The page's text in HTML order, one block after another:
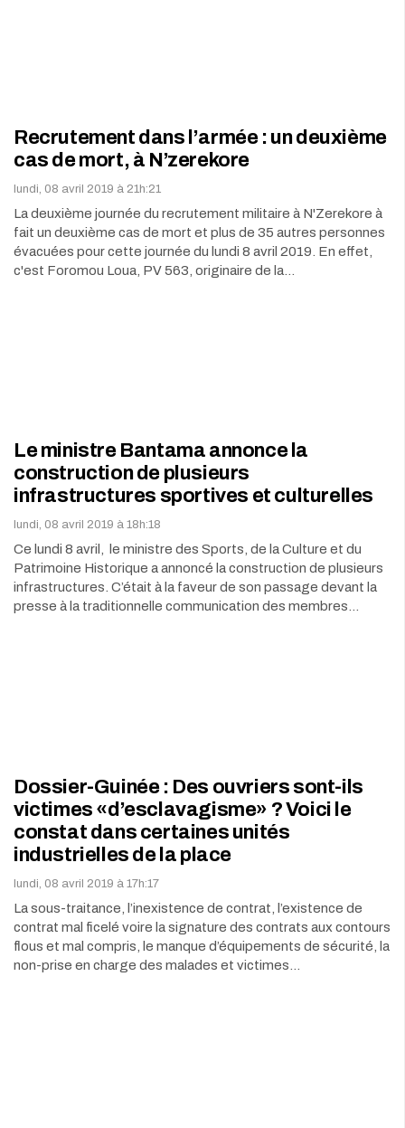
Recrutement dans l’armée : un deuxième
cas de mort, à N’zerekore
lundi, 08 avril 2019 à 21h:21
La deuxième journée du recrutement militaire à N'Zerekore à
fait un deuxième cas de mort et plus de 35 autres personnes
évacuées pour cette journée du lundi 8 avril 2019. En effet,
c'est Foromou Loua, PV 563, originaire de la…
Le ministre Bantama annonce la
construction de plusieurs
infrastructures sportives et culturelles
lundi, 08 avril 2019 à 18h:18
Ce lundi 8 avril, le ministre des Sports, de la Culture et du
Patrimoine Historique a annoncé la construction de plusieurs
infrastructures. C’était à la faveur de son passage devant la
presse à la traditionnelle communication des membres…
Dossier-Guinée : Des ouvriers sont-ils
victimes «d’esclavagisme» ? Voici le
constat dans certaines unités
industrielles de la place
lundi, 08 avril 2019 à 17h:17
La sous-traitance, l’inexistence de contrat, l’existence de
contrat mal ficelé voire la signature des contrats aux contours
flous et mal compris, le manque d’équipements de sécurité, la
non-prise en charge des malades et victimes…